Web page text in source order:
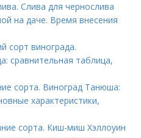
Слива для чернослива
на даче. Время внесения
сорт винограда.
сравнительная таблица,
сорта. Виноград Танюша:
характеристики,
сорта. Киш-миш Хэллоуин